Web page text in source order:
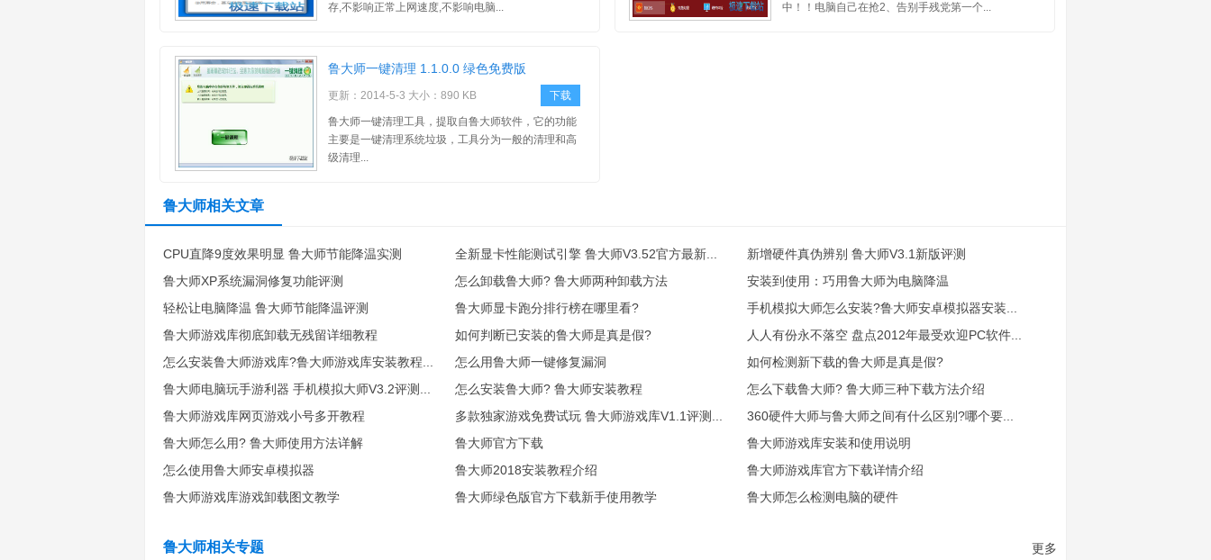
存,不影响正常上网速度,不影响电脑...
中！！电脑自己在抢2、告别手残党第一个...
鲁大师一键清理 1.1.0.0 绿色免费版
下载
更新：2014-5-3 大小：890 KB
鲁大师一键清理工具，提取自鲁大师软件，它的功能
主要是一键清理系统垃圾，工具分为一般的清理和高
级清理...
鲁大师相关文章
CPU直降9度效果明显 鲁大师节能降温实测 全新显卡性能测试引擎 鲁大师V3.52官方最新...
新增硬件真伪辨别 鲁大师V3.1新版评测
鲁大师XP系统漏洞修复功能评测
怎么卸载鲁大师? 鲁大师两种卸载方法
安装到使用：巧用鲁大师为电脑降温
轻松让电脑降温 鲁大师节能降温评测
鲁大师显卡跑分排行榜在哪里看?
手机模拟大师怎么安装?鲁大师安卓模拟器安装...
鲁大师游戏库彻底卸载无残留详细教程
如何判断已安装的鲁大师是真是假?
人人有份永不落空 盘点2012年最受欢迎PC软件...
怎么安装鲁大师游戏库?鲁大师游戏库安装教程...
怎么用鲁大师一键修复漏洞
如何检测新下载的鲁大师是真是假?
鲁大师电脑玩手游利器 手机模拟大师V3.2评测...
怎么安装鲁大师? 鲁大师安装教程
怎么下载鲁大师? 鲁大师三种下载方法介绍
鲁大师游戏库网页游戏小号多开教程
多款独家游戏免费试玩 鲁大师游戏库V1.1评测...
360硬件大师与鲁大师之间有什么区别?哪个要...
鲁大师怎么用? 鲁大师使用方法详解
鲁大师官方下载
鲁大师游戏库安装和使用说明
怎么使用鲁大师安卓模拟器
鲁大师2018安装教程介绍
鲁大师游戏库官方下载详情介绍
鲁大师游戏库游戏卸载图文教学
鲁大师绿色版官方下载新手使用教学 鲁大师怎么检测电脑的硬件
更多
鲁大师相关专题